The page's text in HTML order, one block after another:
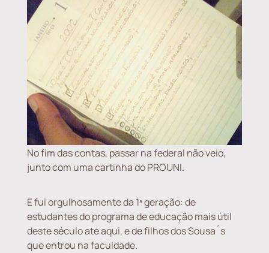
No fim das contas, passar na federal não veio,
junto com uma cartinha do PROUNI.
E fui orgulhosamente da 1ª geração: de
estudantes do programa de educação mais útil
deste século até aqui, e de filhos dos Sousa´s
que entrou na faculdade.